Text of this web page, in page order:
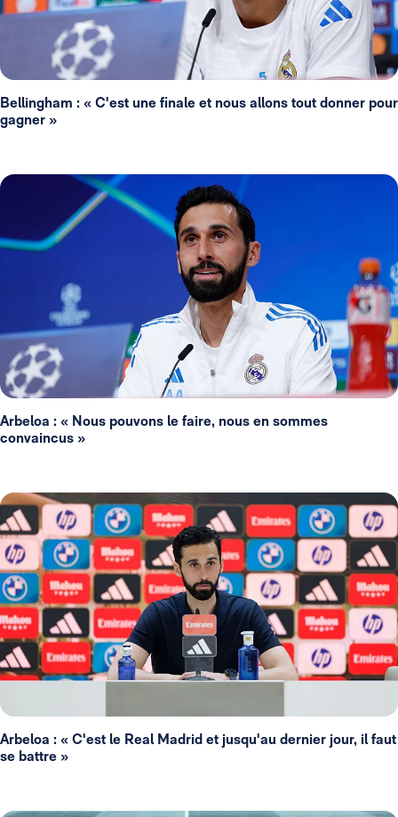
Bellingham : « C'est une finale et nous allons tout donner pour
gagner »
Arbeloa : « Nous pouvons le faire, nous en sommes
convaincus »
Arbeloa : « C'est le Real Madrid et jusqu'au dernier jour, il faut
se battre »